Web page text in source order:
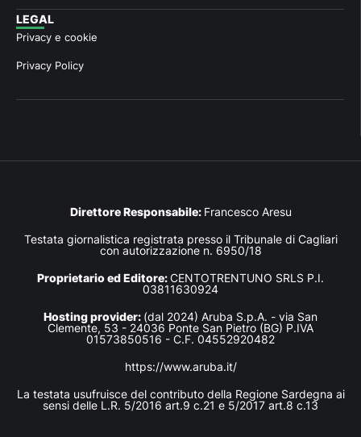
LEGAL
Privacy e cookie
Privacy Policy
Direttore Responsabile: Francesco Aresu
Testata giornalistica registrata presso il Tribunale di Cagliari
con autorizzazione n. 6950/18
Proprietario ed Editore:CENTOTRENTUNO SRLS P.I.
03811630924
Hosting provider: (dal 2024) Aruba S.p.A. - via San
Clemente, 53 - 24036 Ponte San Pietro (BG) P.IVA
01573850516 - C.F. 04552920482
https://www.aruba.it/
La testata usufruisce del contributo della Regione Sardegna ai
sensi delle L.R. 5/2016 art.9 c.21 e 5/2017 art.8 c.13